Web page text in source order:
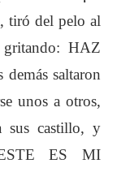
tiró del pelo al
HAZ
saltaron
unos a otros,
sus castillo, y
ES MI